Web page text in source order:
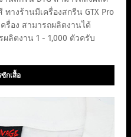
างร้านมีเครื่องสกรีน GTX Pro
ครื่อง สามารถผลิตงานได้
ผลิตงาน 1 - 1,000 ตัวครับ
กเสื้อ